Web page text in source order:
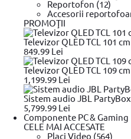
Reportofon (12)
Accesorii
PROMOŢII
Televizor QLED TCL 101
849.99 Lei
Televizor QLED TCL 109
1,199.99 Lei
Sistem audio JBL
5,799.99 Lei
Componente PC & Gaming
CELE MAI ACCESATE
Placi Video (564)
Linkuri utile
Unelte de taiat Unelte de taiat
Trusa chei & UnelteTrusa chei
Scule electriceScule electrice
de gaurit si insurubat BOSCH
Fierastrau circular BOSCH
BOSCHMasini de frezat
demolatorPlaci compactoare
Pistoale de Vopsit si Trafaleti
BricolajBricolaj OEMBricolaj
Vezi mai mult
Ajutor vanzari
Modalitati de plata
Rate
Oferte
Plata online prin card